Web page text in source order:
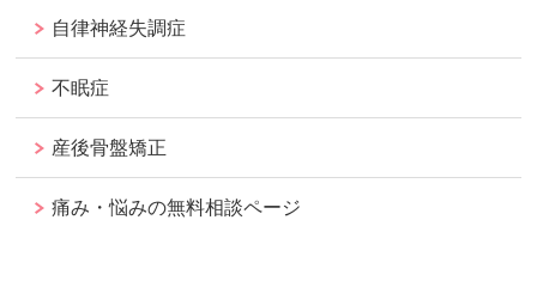
自律神経失調症
不眠症
産後骨盤矯正
痛み・悩みの無料相談ページ